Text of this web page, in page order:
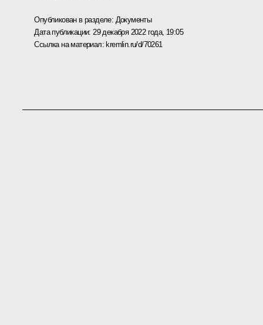
Опубликован в разделе: Документы
Дата публикации: 29 декабря 2022 года, 19:05
Ссылка на материал: kremlin.ru/d/70261